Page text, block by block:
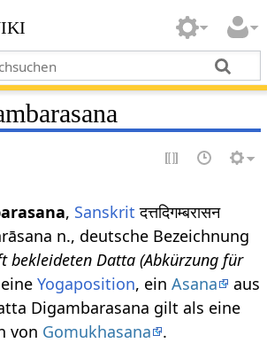
, Sanskrit दत्तदिगम्बरासन
n., deutsche Bezeichnung
bekleideten Datta (Abkürzung für
Yogaposition, einAsana
aus
Digambarasana gilt als eine
von Gomukhasana
.